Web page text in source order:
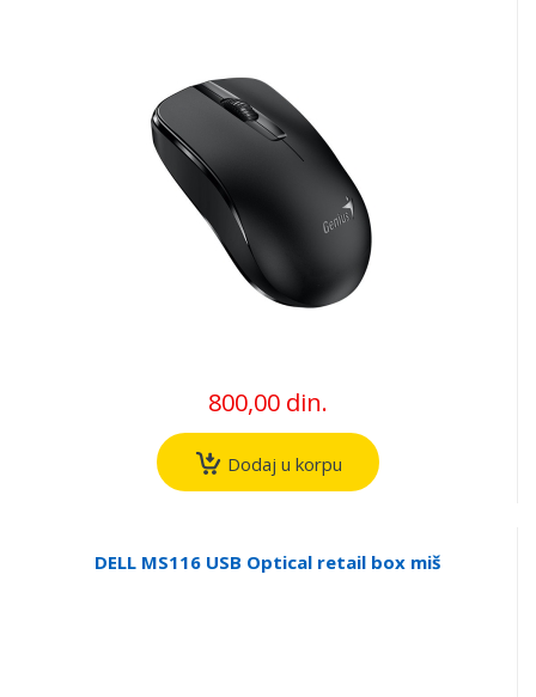
800,00 din.
Dodaj u korpu
DELL MS116 USB Optical retail box miš